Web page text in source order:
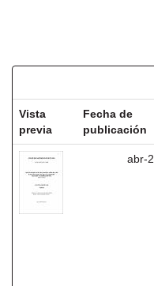
Vista
previa
Fecha de
publicación
abr-